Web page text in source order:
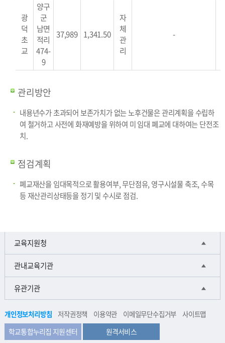
광
덕
초
교
양구
군
남면
적리
474-
9
37,989 1,341.50
자
체
관
리
-
관리방안
내용년수가 초과되어 보존가치가 없는 노후건물은 관리계획을 수립하
여 철거하고 사전에 화재예방을 위하여 미 임대 폐교에 대하여는 단전조
치.
점검계획
폐교재산을 임대목적으로 활용여부, 무단점유, 영구시설물 축조, 수목
등 재산관리상태등을 정기 및 수시로 점검.
교육지원청
관내교육기관
유관기관
개인정보처리방침 저작권정책 이용약관 이메일무단수집거부
사이트맵
학교통합누리집 지원센터
원격서비스